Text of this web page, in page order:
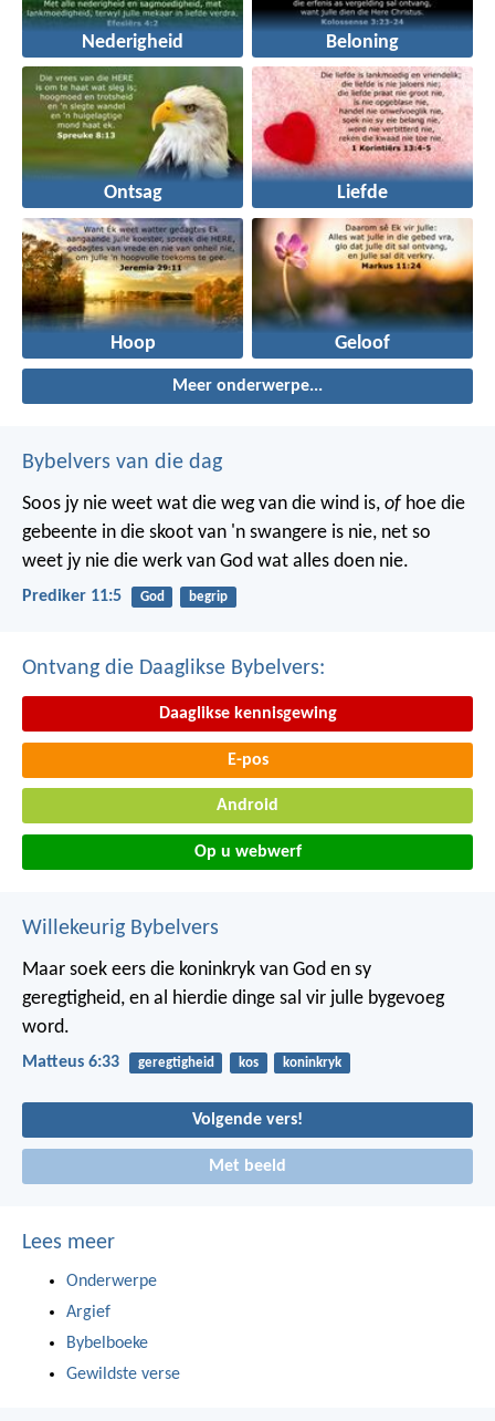
Nederigheid Beloning
Ontsag Liefde
Hoop Geloof
Meer onderwerpe...
Bybelvers van die dag
Soos jy nie weet wat die weg van die wind is, of hoe die
gebeente in die skoot van 'n swangere is nie, net so
weet jy nie die werk van God wat alles doen nie.
Prediker 11:5 God begrip
Ontvang die Daaglikse Bybelvers:
Daaglikse kennisgewing
E-pos
Android
Op u webwerf
Willekeurig Bybelvers
Maar soek eers die koninkryk van God en sy
geregtigheid, en al hierdie dinge sal vir julle bygevoeg
word.
Matteus 6:33 geregtigheid kos koninkryk
Volgende vers!
Met beeld
Lees meer
Onderwerpe
Argief
Bybelboeke
Gewildste verse